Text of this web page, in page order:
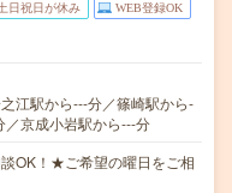
日祝日が休み WEB登録OK
江駅から---分／篠崎駅から-
京成小岩駅から---分
OK！★ご希望の曜日をご相